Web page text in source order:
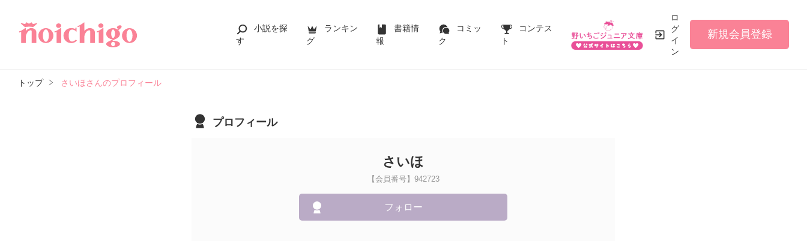
小説を探
す
ランキン
グ
書籍情
報
コミッ
ク
コンテス
ト
ロ
グ
イ
ン
新規会員登録
トップ さいほさんのプロフィール
プロフィール
さいほ
【会員番号】942723
フォロー